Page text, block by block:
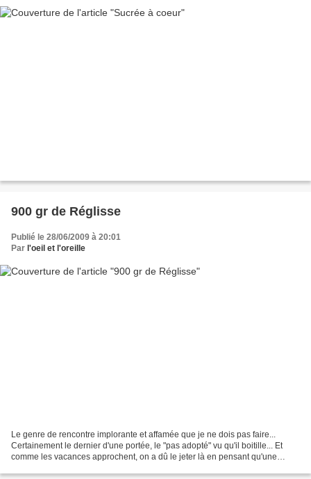
900 gr de Réglisse
Publié le 28/06/2009 à 20:01
Par l'oeil et l'oreille
Le genre de rencontre implorante et affamée que je ne dois pas faire...
Certainement le dernier d'une portée, le "pas adopté" vu qu'il boitille... Et
comme les vacances approchent, on a dû le jeter là en pensant qu'une